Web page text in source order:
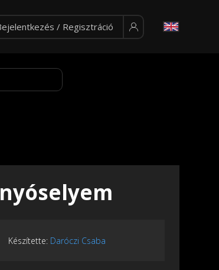
/ Regisztráció
Készítette: Daróczi Csaba